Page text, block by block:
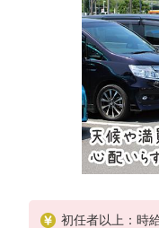
初任者以上：時